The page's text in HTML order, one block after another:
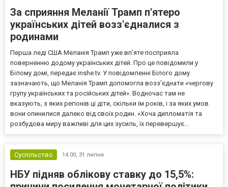
За сприяння Меланії Трамп п'ятеро
українських дітей возз'єдналися з
родинами
Перша леді США Меланія Трамп уже впʼяте посприяла
поверненню додому українських дітей. Про це повідомили у
Білому домі, передає inshe.tv. У повідомленні Білого дому
зазначають, що Меланія Трамп допомогла возз’єднати «чергову
групу українських та російських дітей». Водночас там не
вказують, з яких регіонів ці діти, скільки їм років, і за яких умов
вони опинилися далеко від своїх родин. «Хоча дипломатія та
розбудова миру важливі для цих зусиль, їх перевершує...
Суспільство 14:00, 31 липня
НБУ підняв облікову ставку до 15,5%: